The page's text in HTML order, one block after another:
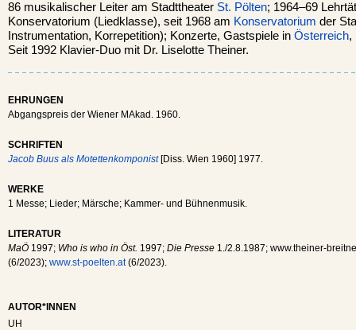
86 musikalischer Leiter am Stadttheater St. Pölten; 1964–69
Konservatorium (Liedklasse), seit 1968 am Konservatorium der
Instrumentation, Korrepetition); Konzerte, Gastspiele in Österreich,
Seit 1992 Klavier-Duo mit Dr. Liselotte Theiner.
EHRUNGEN
Abgangspreis der Wiener MAkad. 1960.
SCHRIFTEN
Jacob Buus als Motettenkomponist[Diss. Wien 1960] 1977.
WERKE
1 Messe; Lieder; Märsche; Kammer- und Bühnenmusik.
LITERATUR
MaÖ 1997; Who is who in Öst. 1997; Die Presse 1./2.8.1987; www.theiner-
(6/2023); www.st-poelten.at(6/2023).
AUTOR*INNEN
UH